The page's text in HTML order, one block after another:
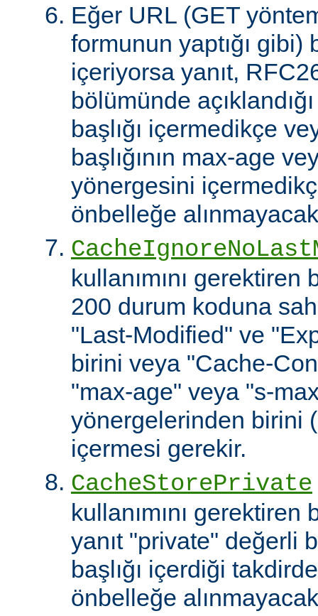
Eğer URL (GET
formunun yaptığı
içeriyorsa yanıt,
bölümünde
başlığı içermedikçe
başlığının max-age
yönergesini
önbelleğe
kullanımını gerektiren
200 durum koduna
"Last-Modified" ve
birini veya "Cache-
"max-age" veya "s-
yönergelerinden birini
içermesi gerekir.
CacheStorePrivate
kullanımını gerektiren
yanıt "private" değerli
başlığı içerdiği
önbelleğe